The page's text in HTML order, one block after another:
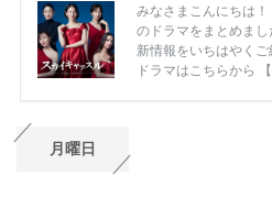
月曜日